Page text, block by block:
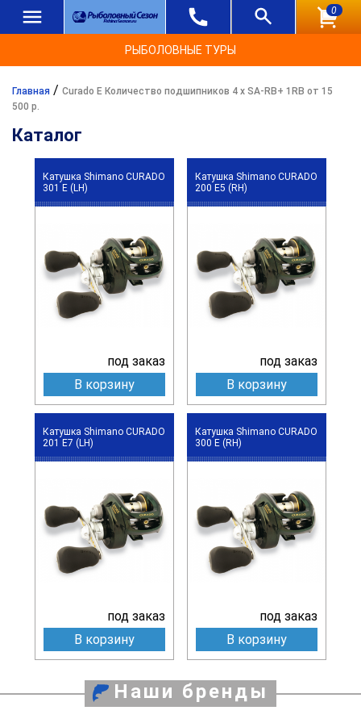
0
РЫБОЛОВНЫЕ ТУРЫ
Главная / Curado E Количество подшипников 4 x SA-RB+ 1RB от 15
500 р.
Каталог
Катушка Shimano CURADO
301 E (LH)
под заказ
В корзину
Катушка Shimano CURADO
200 E5 (RH)
под заказ
В корзину
Катушка Shimano CURADO
201 E7 (LH)
под заказ
В корзину
Катушка Shimano CURADO
300 E (RH)
под заказ
В корзину
Наши бренды